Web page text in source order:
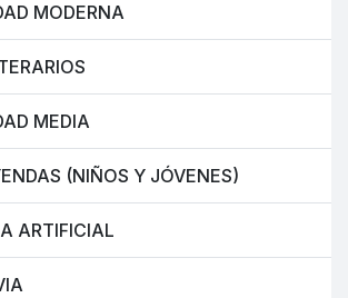
MODERNA
MEDIA
(NIÑOS Y JÓVENES)
ARTIFICIAL